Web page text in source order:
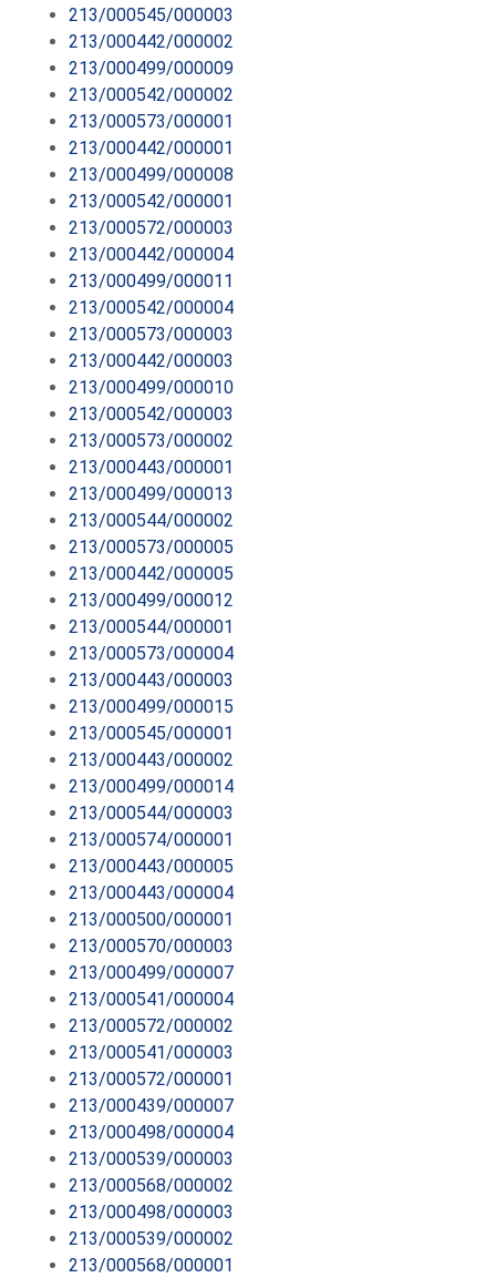
213/000545/000003
213/000442/000002
213/000499/000009
213/000542/000002
213/000573/000001
213/000442/000001
213/000499/000008
213/000542/000001
213/000572/000003
213/000442/000004
213/000499/000011
213/000542/000004
213/000573/000003
213/000442/000003
213/000499/000010
213/000542/000003
213/000573/000002
213/000443/000001
213/000499/000013
213/000544/000002
213/000573/000005
213/000442/000005
213/000499/000012
213/000544/000001
213/000573/000004
213/000443/000003
213/000499/000015
213/000545/000001
213/000443/000002
213/000499/000014
213/000544/000003
213/000574/000001
213/000443/000005
213/000443/000004
213/000500/000001
213/000570/000003
213/000499/000007
213/000541/000004
213/000572/000002
213/000541/000003
213/000572/000001
213/000439/000007
213/000498/000004
213/000539/000003
213/000568/000002
213/000498/000003
213/000539/000002
213/000568/000001